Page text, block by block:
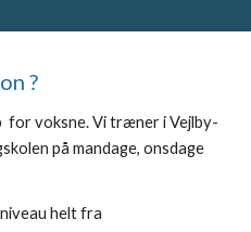
?
for voksne. Vi træner i Vejlby-
på mandage, onsdage
helt fra